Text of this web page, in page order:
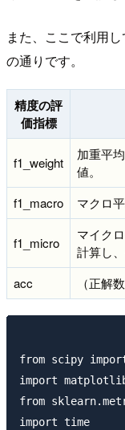
また、ここで利用
の通りです。
精度の評
価指標
f1_weight
加重平
値。
f1_macro
マクロ
f1_micro
マイク
計算し
acc
（正解
from scipy
import
from
import time